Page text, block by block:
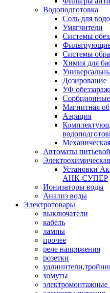
Водоподготовка
Соль для
Умягчители
Системы
Фильтрующие
Системы
Химия для
Дозирование
УФ
Сорбционные
Магнитная
Аэрация
Автоматы
Установки
АНК-СУПЕР
Ионизаторы воды
Анализ воды
Электротовары
выключатели
кабель
лампы
прочее
реле напряжения
розетки
хомуты
электромонтажные